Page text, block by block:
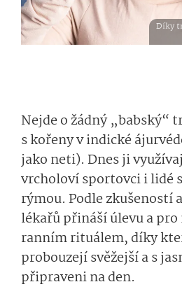
Díky
Nejde o žádný „babský“
s kořeny v indické
jako neti). Dnes ji
vrcholoví sportovci i lidé
rýmou. Podle zkušeností
lékařů přináší úlevu a
ranním rituálem, díky
probouzejí svěžejší a s
připraveni na den.